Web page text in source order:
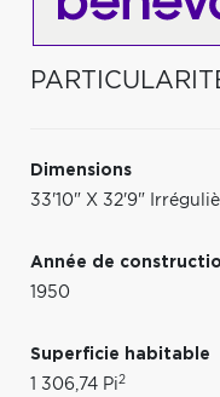
Dimensions
33'10" X 32'9"
Année de
1950
Superficie habitable
1 306,74 Pi2